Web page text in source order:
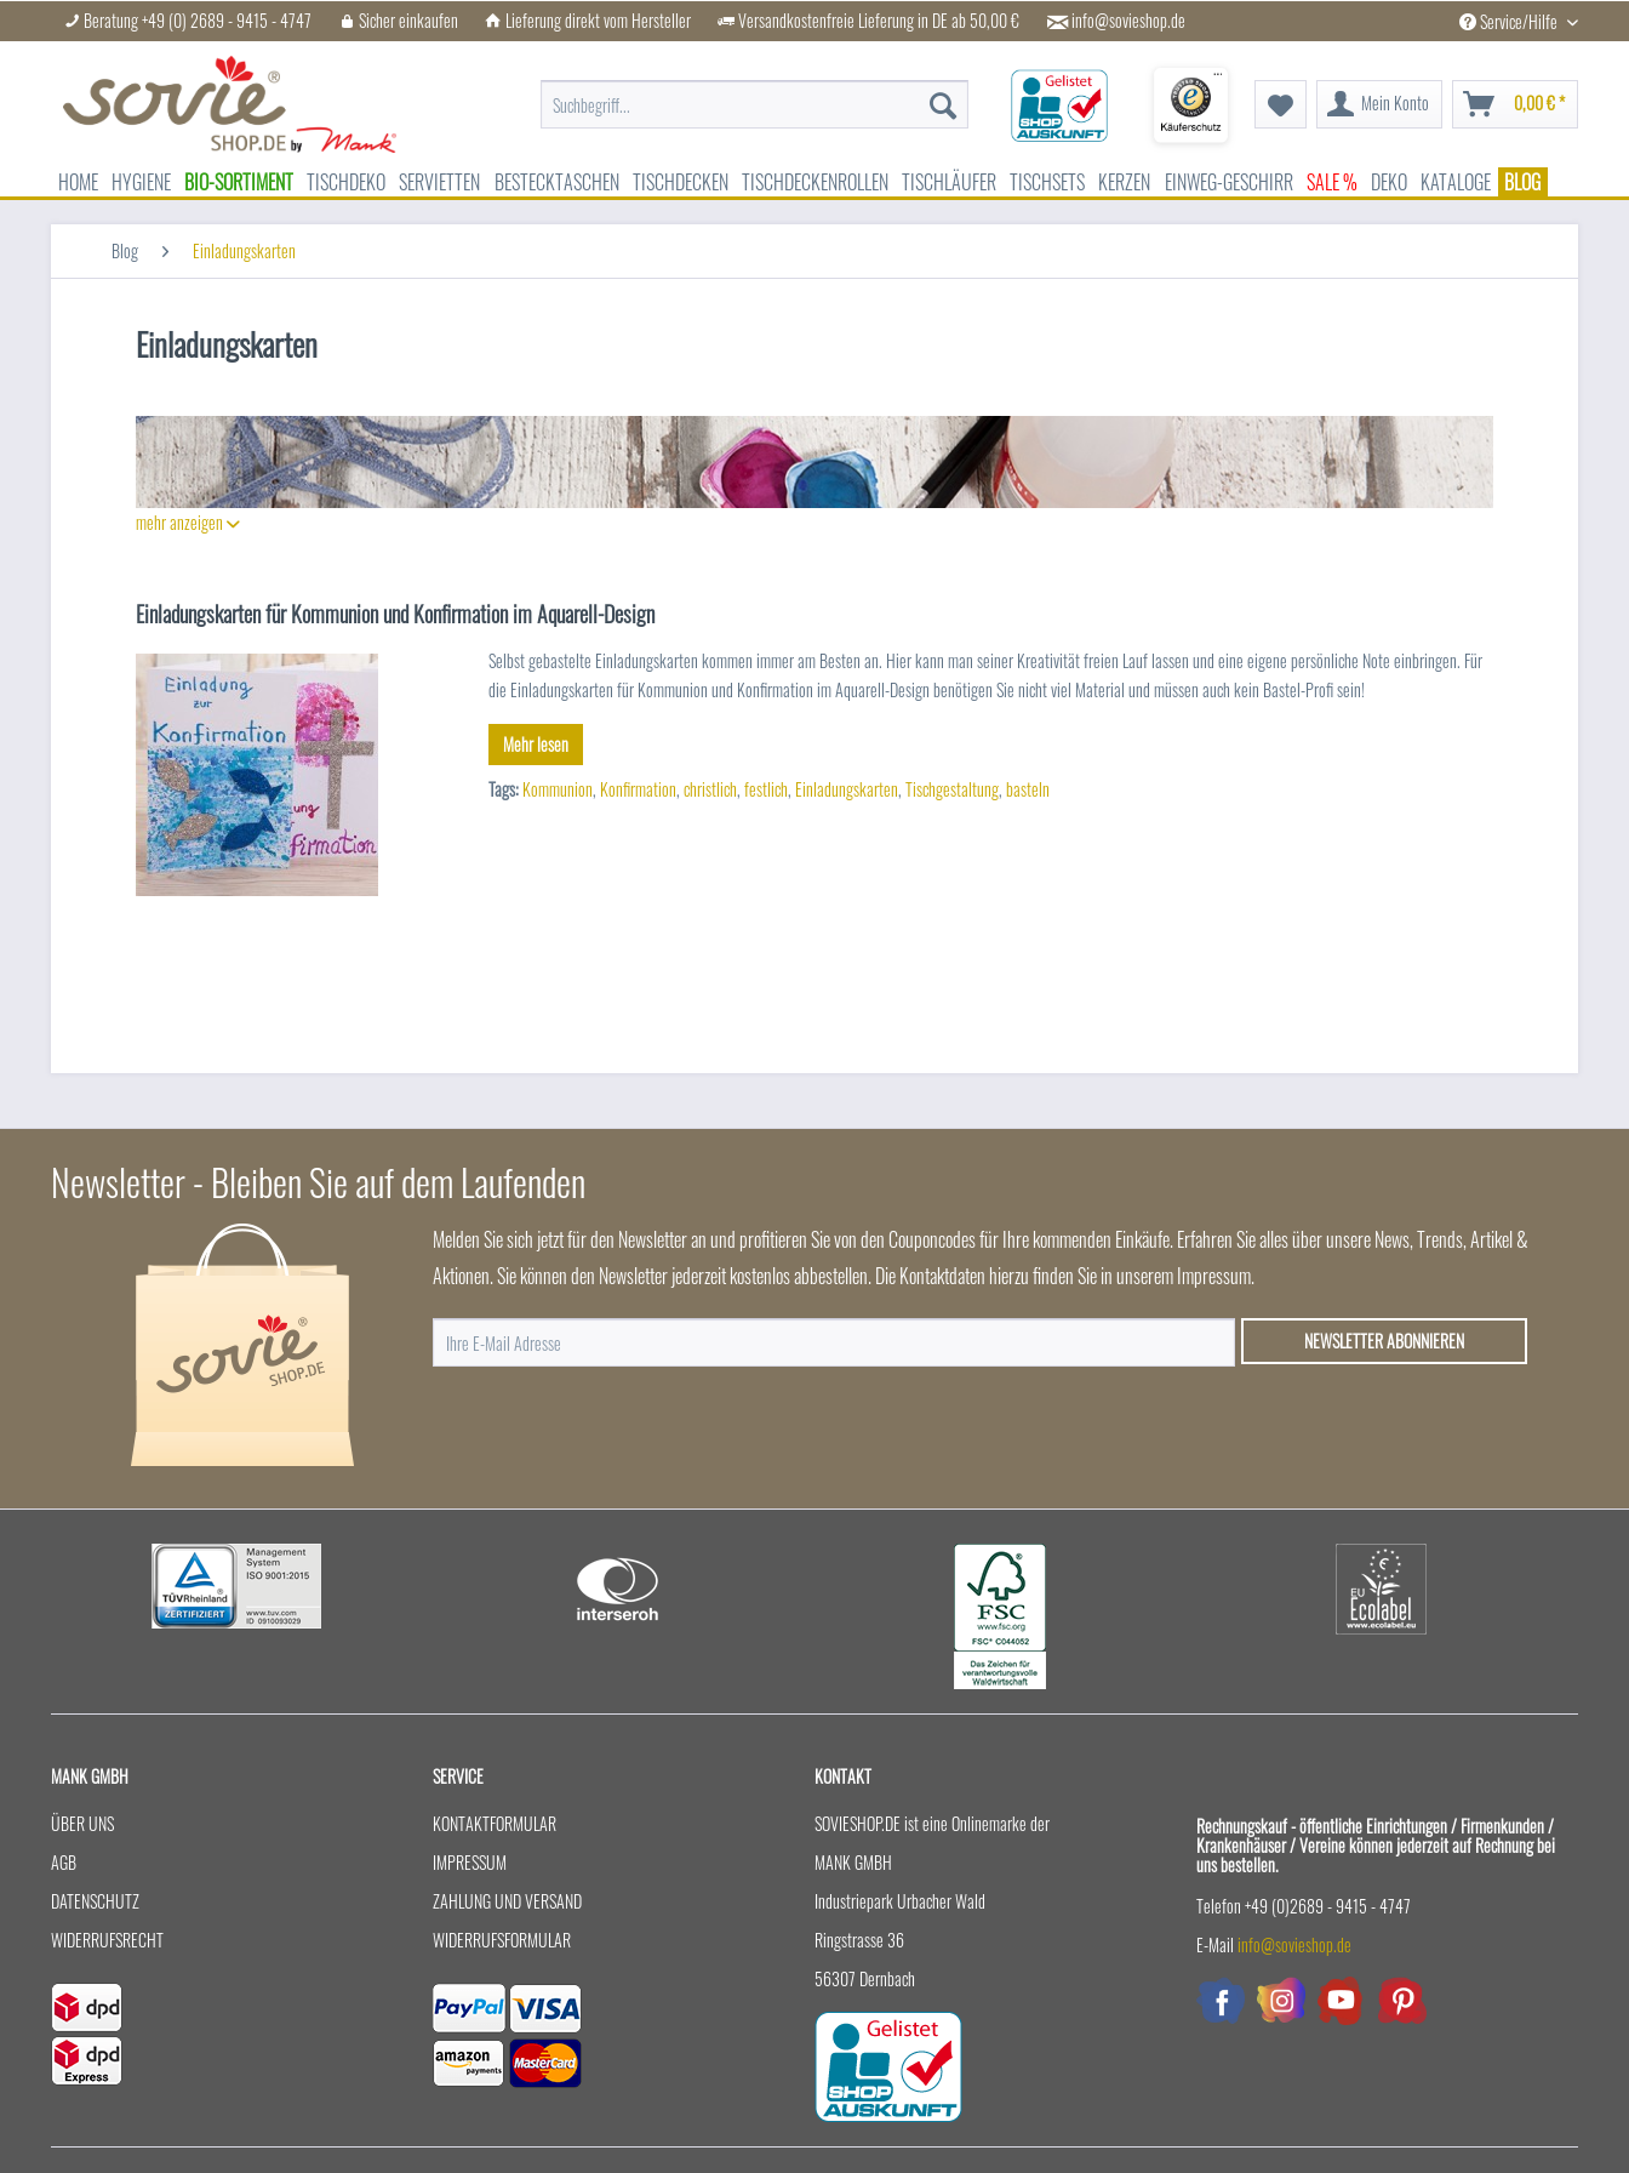
Beratung +49 (0) 2689 - 9415 - 4747 Sicher einkaufen Lieferung direkt vom Hersteller Versandkostenfreie Lieferung in DE ab 50,00 € info@sovieshop.de Service/Hilfe
Mein Konto 0,00 € *
HOME HYGIENE BIO-SORTIMENT TISCHDEKO SERVIETTEN BESTECKTASCHEN TISCHDECKEN TISCHDECKENROLLEN TISCHLÄUFER TISCHSETS KERZEN EINWEG-GESCHIRR SALE % DEKO KATALOGE BLOG
Blog Einladungskarten
Einladungskarten
Die Planung einer Feier beginnt meist mit den Einladungskarten. Individuell sollen Sie sein, raffiniert, aber bitte nicht zu aufwendig. Wir haben hier tolle Ideen für fast jeden Anlass für Sie gesammelt, mit denen
Sie tolle Einladungskarten kreieren können, die Ihren Gästen in Erinnerung bleiben werden!
mehr anzeigen
Einladungskarten für Kommunion und Konfirmation im Aquarell-Design
Selbst gebastelte Einladungskarten kommen immer am Besten an. Hier kann man seiner Kreativität freien Lauf lassen und eine eigene persönliche Note einbringen. Für
die Einladungskarten für Kommunion und Konfirmation im Aquarell-Design benötigen Sie nicht viel Material und müssen auch kein Bastel-Profi sein!
Mehr lesen
Tags:Kommunion, Konfirmation,christlich,festlich, Einladungskarten,Tischgestaltung,basteln
Newsletter - Bleiben Sie auf dem Laufenden
Melden Sie sich jetzt für den Newsletter an und profitieren Sie von den Couponcodes für Ihre kommenden Einkäufe. Erfahren Sie alles über unsere News, Trends, Artikel &
Aktionen. Sie können den Newsletter jederzeit kostenlos abbestellen. Die Kontaktdaten hierzu finden Sie in unserem Impressum.
NEWSLETTER ABONNIEREN
MANK GMBH
ÜBER UNS
AGB
DATENSCHUTZ
WIDERRUFSRECHT
SERVICE
KONTAKTFORMULAR
IMPRESSUM
ZAHLUNG UND VERSAND
WIDERRUFSFORMULAR
KONTAKT
SOVIESHOP.DE ist eine Onlinemarke der
MANK GMBH
Industriepark Urbacher Wald
Ringstrasse 36
56307 Dernbach
Rechnungskauf - öffentliche Einrichtungen / Firmenkunden /
Krankenhäuser / Vereine können jederzeit auf Rechnung bei
uns bestellen.
Telefon +49 (0)2689 - 9415 - 4747
E-Mail info@sovieshop.de